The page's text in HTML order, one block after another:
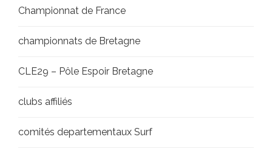
Championnat de France
championnats de Bretagne
CLE29 – Pôle Espoir Bretagne
clubs affiliés
comités departementaux Surf